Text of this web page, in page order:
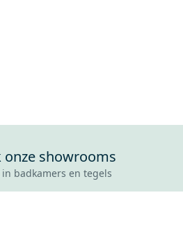
onze showrooms
in badkamers en tegels